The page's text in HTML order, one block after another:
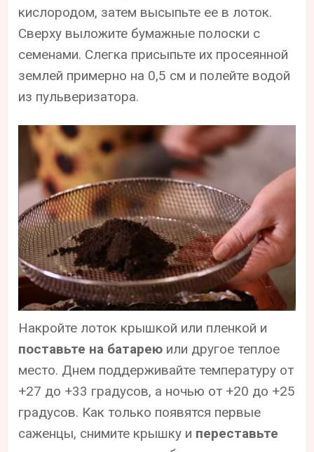
кислородом, затем высыпьте ее в лоток.
Сверху выложите бумажные полоски с
семенами. Слегка присыпьте их просеянной
землей примерно на 0,5 см и полейте водой
из пульверизатора.
Накройте лоток крышкой или пленкой и
поставьте на батарею или другое теплое
место. Днем поддерживайте температуру от
+27 до +33 градусов, а ночью от +20 до +25
градусов. Как только появятся первые
саженцы, снимите крышку и переставьте